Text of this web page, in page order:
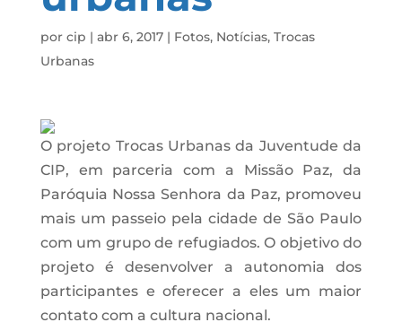
por cip | abr 6, 2017| Fotos, Notícias, Trocas
Urbanas
O projeto Trocas Urbanas da Juventude da
CIP, em parceria com a Missão Paz, da
Paróquia Nossa Senhora da Paz, promoveu
mais um passeio pela cidade de São Paulo
com um grupo de refugiados. O objetivo do
projeto é desenvolver a autonomia dos
participantes e oferecer a eles um maior
contato com a cultura nacional.